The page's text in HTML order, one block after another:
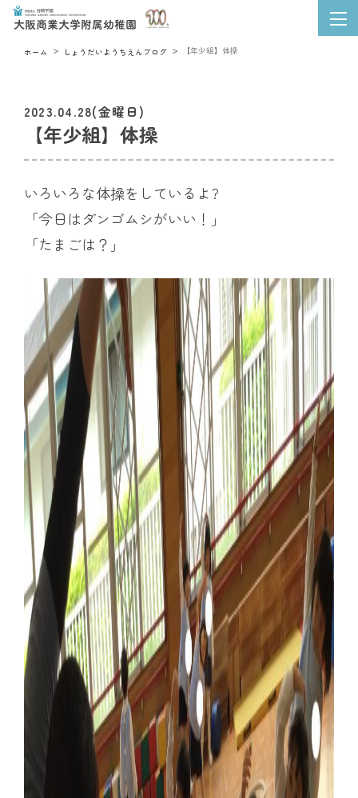
ホーム しょうだいようちえんブログ 【年少組】体操
2023.04.28(金曜日)
【年少組】体操
いろいろな体操をしているよ?
「今日はダンゴムシがいい！」
「たまごは？」